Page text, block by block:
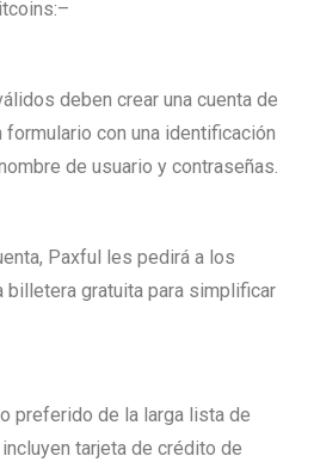
deben crear una cuenta de
con una identificación
de usuario y contraseñas.
Paxful les pedirá a los
billetera gratuita para simplificar
preferido de la larga lista de
tarjeta de crédito de